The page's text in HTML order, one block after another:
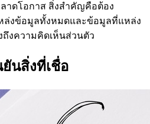
าดโอกาส สิ่งสำคัญคือต้อง
ล่งข้อมูลทั้งหมดและข้อมูลที่แหล่ง
งความคิดเห็นส่วนตัว
นสิ่งที่เชื่อ